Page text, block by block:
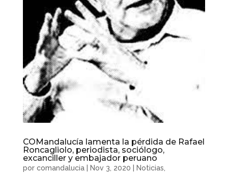
COMandalucía lamenta la pérdida de Rafael
Roncagliolo, periodista, sociólogo,
excanciller y embajador peruano
por comandalucia| Nov 3, 2020 Noticias,